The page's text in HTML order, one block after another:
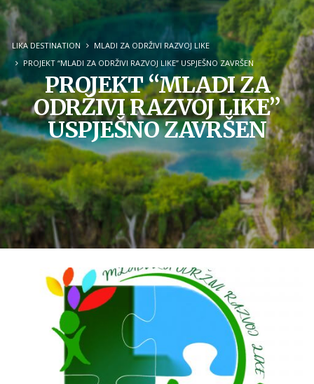
LIKA DESTINATION
MLADI ZA ODRŽIVI RAZVOJ LIKE
PROJEKT “MLADI ZA ODRŽIVI RAZVOJ LIKE” USPJEŠNO ZAVRŠEN
PROJEKT “MLADI ZA
ODRŽIVI RAZVOJ LIKE”
USPJEŠNO ZAVRŠEN